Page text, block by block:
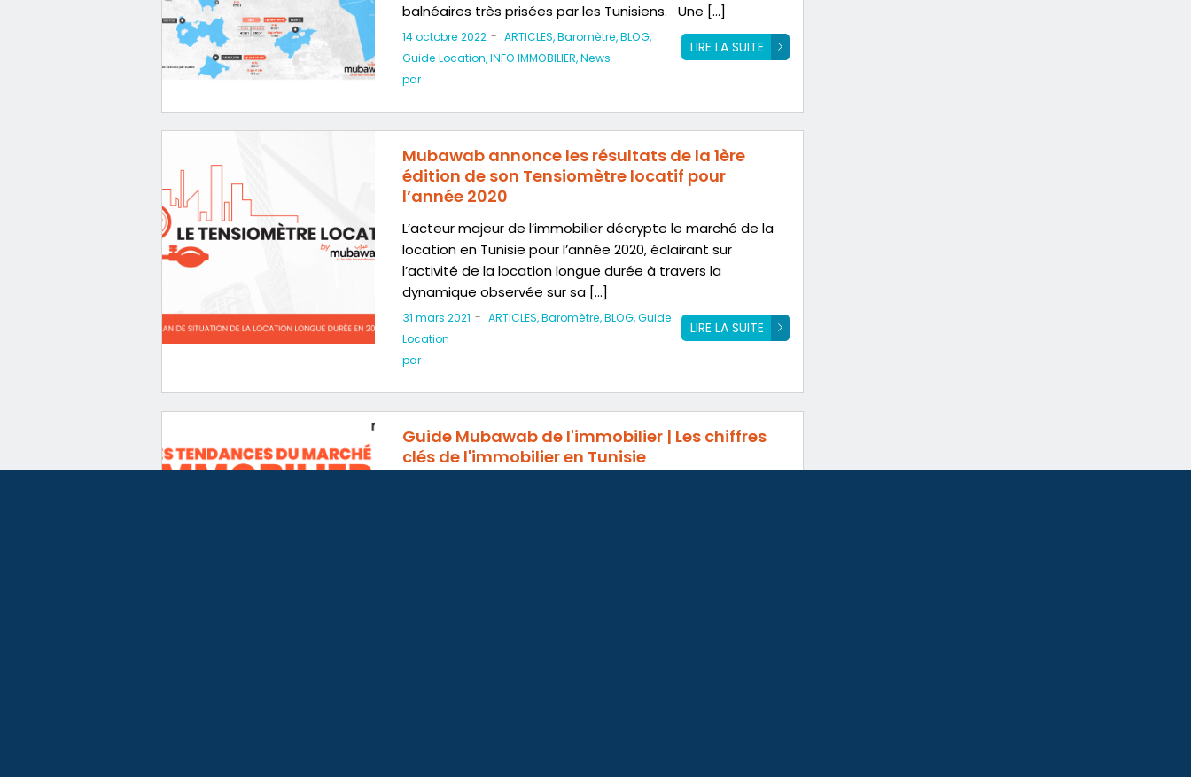
balnéaires très prisées par les Tunisiens. Une […]
LIRE LA SUITE
14 octobre 2022 - ARTICLES,Baromètre,BLOG,
Guide Location,INFO IMMOBILIER,News
par
Mubawab annonce les résultats de la 1ère
édition de son Tensiomètre locatif pour
l’année 2020
L’acteur majeur de l’immobilier décrypte le marché de la
location en Tunisie pour l’année 2020, éclairant sur
l’activité de la location longue durée à travers la
dynamique observée sur sa […]
LIRE LA SUITE
31 mars 2021 - ARTICLES,Baromètre,BLOG,Guide
Location
par
Guide Mubawab de l'immobilier | Les chiffres
clés de l'immobilier en Tunisie